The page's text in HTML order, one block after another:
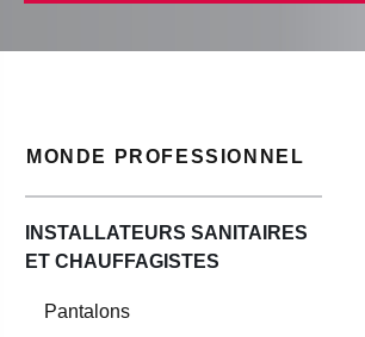
MONDE PROFESSIONNEL
INSTALLATEURS SANITAIRES
ET CHAUFFAGISTES
Pantalons